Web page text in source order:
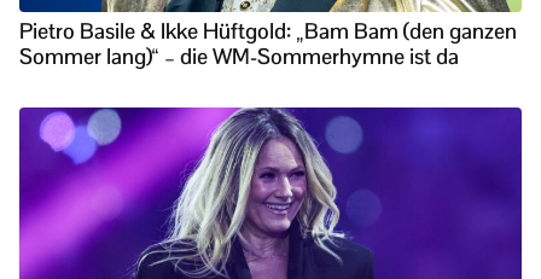
Pietro Basile & Ikke Hüftgold: „Bam Bam (den ganzen
Sommer lang)“ – die WM-Sommerhymne ist da